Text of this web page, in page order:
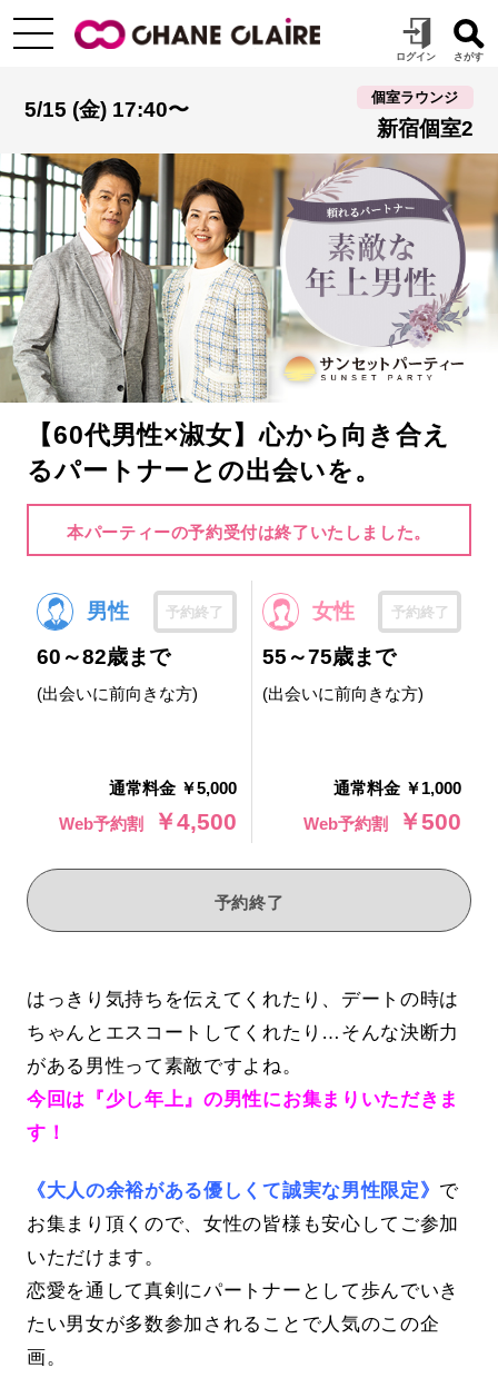
5/15 (金) 17:40〜
個室ラウンジ
新宿個室2
【60代男性×淑女】心から向き合え
るパートナーとの出会いを。
本パーティーの予約受付は終了いたしました。
男性 予約終了
60～82歳まで
(出会いに前向きな方)
通常料金 ￥5,000
Web予約割
￥4,500
女性 予約終了
55～75歳まで
(出会いに前向きな方)
通常料金 ￥1,000
Web予約割
￥500
予約終了
はっきり気持ちを伝えてくれたり、デートの時は
ちゃんとエスコートしてくれたり…そんな決断力
がある男性って素敵ですよね。
今回は『少し年上』の男性にお集まりいただきま
す！
《大人の余裕がある優しくて誠実な男性限定》 で
お集まり頂くので、女性の皆様も安心してご参加
いただけます。
恋愛を通して真剣にパートナーとして歩んでいき
たい男女が多数参加されることで人気のこの企
画。